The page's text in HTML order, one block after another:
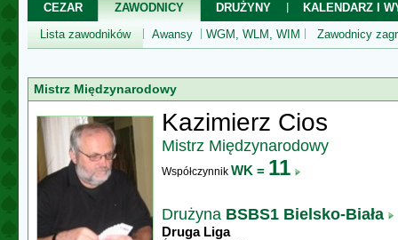
CEZAR ZAWODNICY DRUŻYNY
KALENDARZ I
Lista zawodników
Awansy WGM, WLM, WIM Zawodnicy
Mistrz Międzynarodowy
Kazimierz Cios
Mistrz Międzynarodowy
Współczynnik WK = 11
Drużyna BSBS1 Bielsko-Biała
Druga Liga